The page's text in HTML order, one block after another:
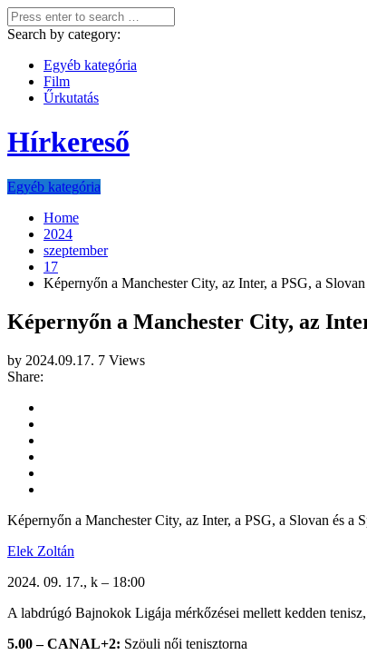
Search by category:
Egyéb kategória
Film
Űrkutatás
Hírkereső
Egyéb kategória
Home
2024
szeptember
17
Képernyőn a Manchester City, az Inter, a PSG, a Slovan
Képernyőn a Manchester City, az
by 2024.09.17. 7 Views
Share:
Képernyőn a Manchester City, az Inter, a PSG, a Slovan és a
Elek Zoltán
2024. 09. 17., k – 18:00
A labdrúgó Bajnokok Ligája mérkőzései mellett kedden
5.00 – CANAL+2: Szöuli női tenisztorna